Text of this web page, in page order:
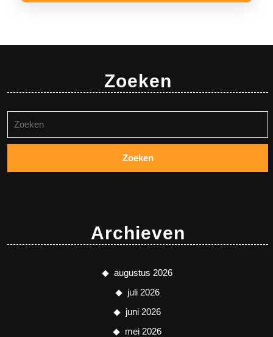
Zoeken
naar:
Archieven
augustus 2026
juli 2026
juni 2026
mei 2026